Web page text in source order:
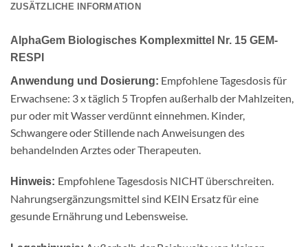
ZUSÄTZLICHE INFORMATION
AlphaGem Biologisches Komplexmittel Nr. 15 GEM-
RESPI
Anwendung und Dosierung: Empfohlene Tagesdosis für
Erwachsene: 3 x täglich 5 Tropfen außerhalb der Mahlzeiten,
pur oder mit Wasser verdünnt einnehmen. Kinder,
Schwangere oder Stillende nach Anweisungen des
behandelnden Arztes oder Therapeuten.
Hinweis: Empfohlene Tagesdosis NICHT überschreiten.
Nahrungsergänzungsmittel sind KEIN Ersatz für eine
gesunde Ernährung und Lebensweise.